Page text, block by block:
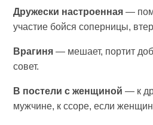
Дружески настроенная —
участие бойся соперницы,
Врагиня — мешает, портит
совет.
В постели с женщиной — к
мужчине, к ссоре, если